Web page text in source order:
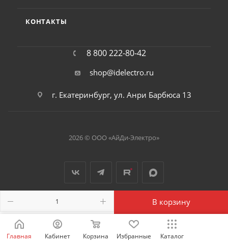
В корзину
КОНТАКТЫ
8 800 222-80-42
shop@idelectro.ru
г. Екатеринбург, ул. Анри Барбюса 13
2026 © ООО «АйДи-Электро»
Главная Кабинет Корзина Избранные Каталог